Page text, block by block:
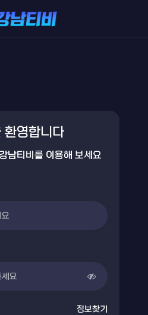
환영합니다
남티비를 이용해 보세요
정보찾기